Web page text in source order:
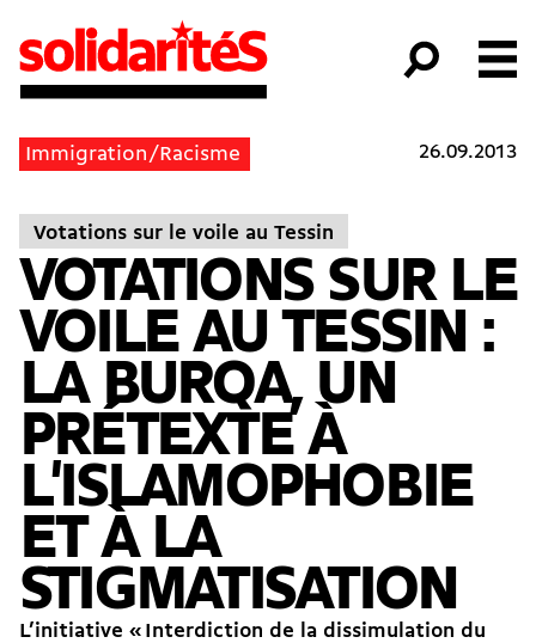
Immigration/Racisme 26.09.2013
Votations sur le voile au Tessin
VOTATIONS SUR LE
VOILE AU TESSIN :
LA BURQA, UN
PRÉTEXTE À
L'ISLAMOPHOBIE
ET À LA
STIGMATISATION
L’initiative « Interdiction de la dissimulation du